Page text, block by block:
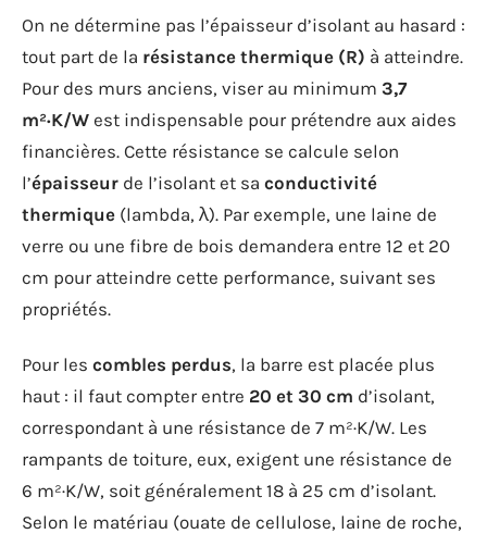
On ne détermine pas l’épaisseur d’isolant au hasard :
tout part de la résistance thermique (R) à atteindre.
Pour des murs anciens, viser au minimum 3,7
m²·K/W est indispensable pour prétendre aux aides
financières. Cette résistance se calcule selon
l’épaisseur de l’isolant et sa conductivité
thermique (lambda, λ). Par exemple, une laine de
verre ou une fibre de bois demandera entre 12 et 20
cm pour atteindre cette performance, suivant ses
propriétés.
Pour les combles perdus, la barre est placée plus
haut : il faut compter entre 20 et 30 cm d’isolant,
correspondant à une résistance de 7 m²·K/W. Les
rampants de toiture, eux, exigent une résistance de
6 m²·K/W, soit généralement 18 à 25 cm d’isolant.
Selon le matériau (ouate de cellulose, laine de roche,